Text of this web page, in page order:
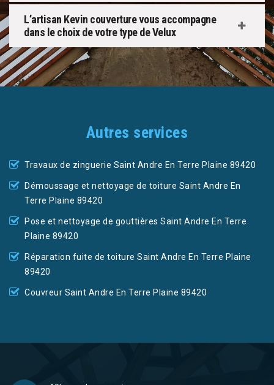
L’artisan Kevin couverture vous accompagne
dans le choix de votre type de Velux
Autres services
Travaux de zinguerie Saint Andre En Terre Plaine 89420
Démoussage et nettoyage de toiture Saint Andre En
Terre Plaine 89420
Pose et nettoyage de gouttières Saint Andre En Terre
Plaine 89420
Réparation fuite de toiture Saint Andre En Terre Plaine
89420
Couvreur Saint Andre En Terre Plaine 89420